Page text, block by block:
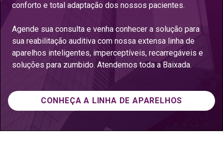
conforto e total adaptação dos nossos pacientes.
Agende sua consulta e venha conhecer a solução para
sua reabilitação auditiva com nossa extensa linha de
aparelhos inteligentes, imperceptíveis, recarregáveis e
soluções para zumbido. Atendemos toda a Baixada.
CONHEÇA A LINHA DE APARELHOS